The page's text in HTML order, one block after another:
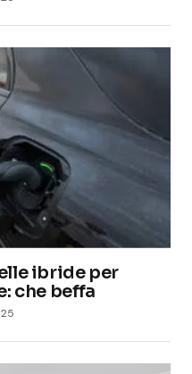
ibride per
che beffa